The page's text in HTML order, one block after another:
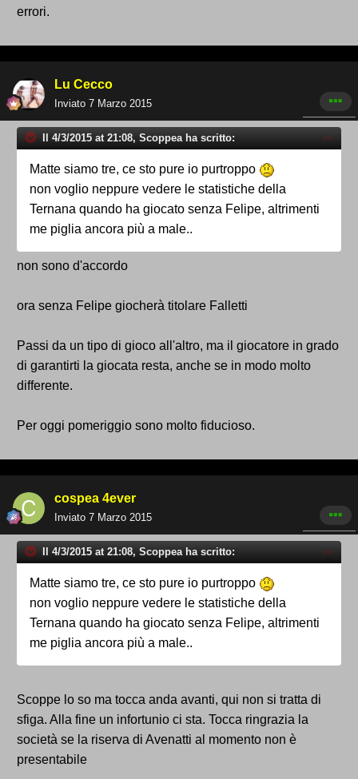
errori.
Lu Cecco
Inviato 7 Marzo 2015
Il 4/3/2015 at 21:08, Scoppea ha scritto:
Matte siamo tre, ce sto pure io purtroppo
non voglio neppure vedere le statistiche della
Ternana quando ha giocato senza Felipe, altrimenti
me piglia ancora più a male..
non sono d'accordo
ora senza Felipe giocherà titolare Falletti
Passi da un tipo di gioco all'altro, ma il giocatore in grado
di garantirti la giocata resta, anche se in modo molto
differente.
Per oggi pomeriggio sono molto fiducioso.
cospea 4ever
Inviato 7 Marzo 2015
Il 4/3/2015 at 21:08, Scoppea ha scritto:
Matte siamo tre, ce sto pure io purtroppo
non voglio neppure vedere le statistiche della
Ternana quando ha giocato senza Felipe, altrimenti
me piglia ancora più a male..
Scoppe lo so ma tocca anda avanti, qui non si tratta di
sfiga. Alla fine un infortunio ci sta. Tocca ringrazia la
società se la riserva di Avenatti al momento non è
presentabile